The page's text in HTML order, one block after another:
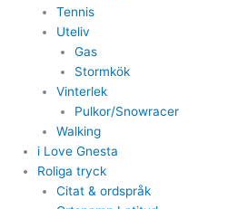
Tennis
Uteliv
Gas
Stormkök
Vinterlek
Pulkor/Snowracer
Walking
i Love Gnesta
Roliga tryck
Citat & ordspråk